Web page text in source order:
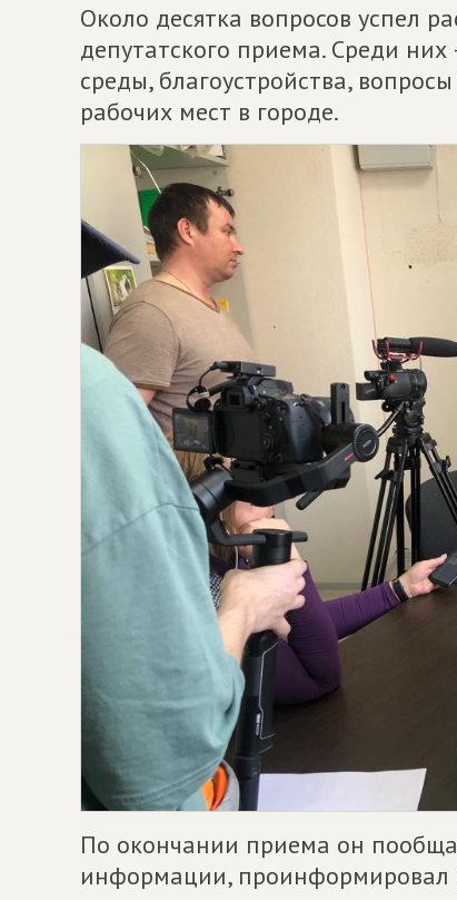
Около десятка вопросов успел
депутатского приема. Среди
среды, благоустройства,
рабочих мест в городе.
По окончании приема он
информации, проинформировал